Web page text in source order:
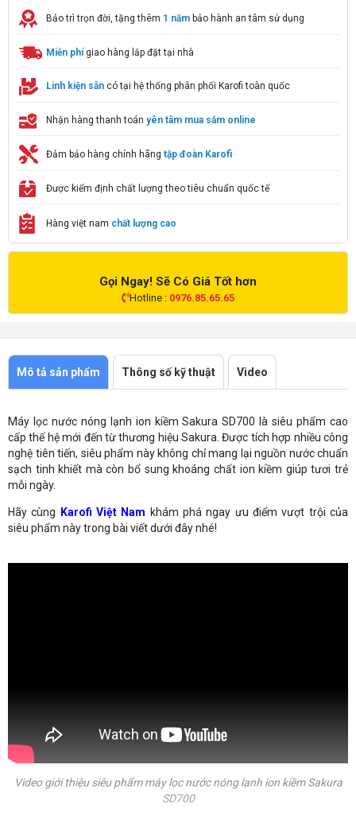
Bảo trì trọn đời, tặng thêm 1 năm bảo hành an tâm sử dụng
Miễn phígiao hàng lắp đặt tại nhà
Linh kiện sẵn có tại hệ thống phân phối Karofi toàn quốc
Nhận hàng thanh toán yên tâm mua sắm online
Đảm bảo hàng chính hãng tập đoàn Karofi
Được kiểm định chất lượng theo tiêu chuẩn quốc tế
Hàng việt nam chất lượng cao
Gọi Ngay! Sẽ Có Giá Tốt hơn
Hotline : 0976.85.65.65
Mô tả sản phẩm Thông số kỹ thuật Video
Máy lọc nước nóng lạnh ion kiềm Sakura SD700 là siêu phẩm cao
cấp thế hệ mới đến từ thương hiệu Sakura. Được tích hợp nhiều công
nghệ tiên tiến, siêu phẩm này không chỉ mang lại nguồn nước chuẩn
sạch tinh khiết mà còn bổ sung khoáng chất ion kiềm giúp tươi trẻ
mỗi ngày.
Hãy cùng Karofi Việt Nam khám phá ngay ưu điểm vượt trội của
siêu phẩm này trong bài viết dưới đây nhé!
Video giới thiệu siêu phẩm máy lọc nước nóng lạnh ion kiềm Sakura
SD700